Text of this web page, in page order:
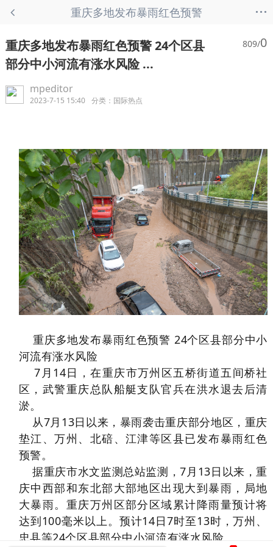
重庆多地发布暴雨红色预警
水风险 ... - 国际热点
...
重庆多地发布暴雨红色预警 24个区县
部分中小河流有涨水风险 ...
809/0
mpeditor
2023-7-15 15:40 分类： 国际热点
重庆多地发布暴雨红色预警 24个区县部分中小
河流有涨水风险
7月14日，在重庆市万州区五桥街道五间桥社
区，武警重庆总队船艇支队官兵在洪水退去后清
淤。
从7月13日以来，暴雨袭击重庆部分地区，重庆
垫江、万州、北碚、江津等区县已发布暴雨红色
预警。
据重庆市水文监测总站监测，7月13日以来，重
庆中西部和东北部大部地区出现大到暴雨，局地
大暴雨。重庆万州区部分区域累计降雨量预计将
达到100毫米以上。预计14日7时至13时，万州、
忠县等24个区县部分中小河流有涨水风险。